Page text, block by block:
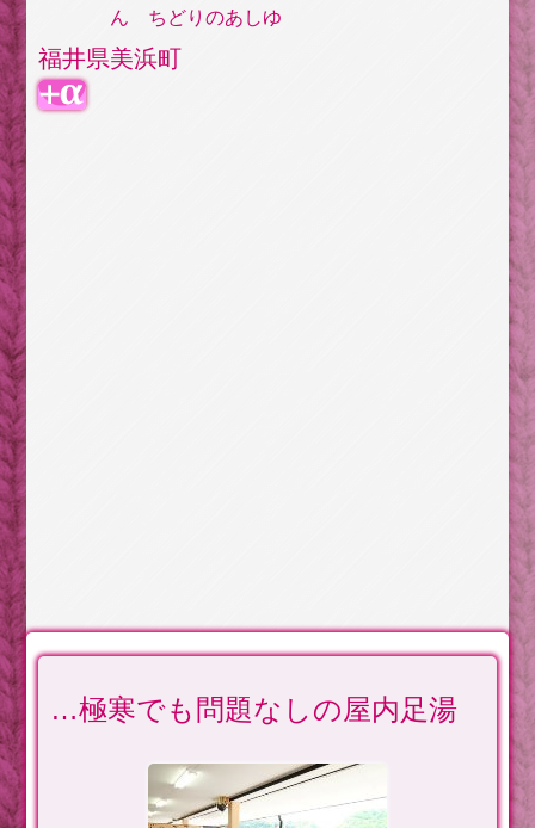
ん ちどりのあしゆ
福井県美浜町
…極寒でも問題なしの屋内足湯